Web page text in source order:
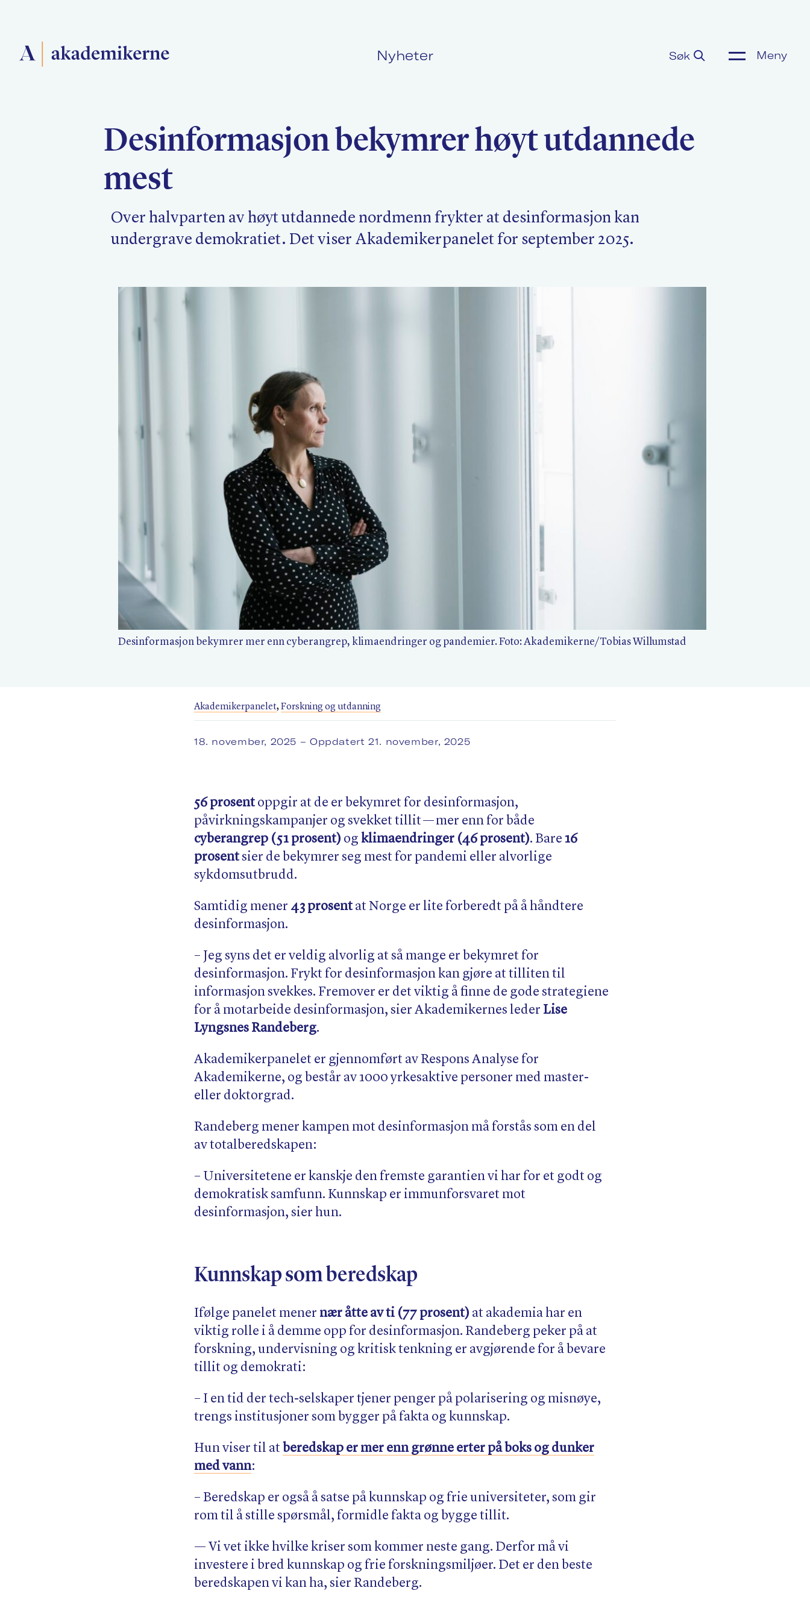
Nyheter Søk Meny
Kurs og konferanser
Desinformasjon bekymrer høyt utdannede
mest
Over halvparten av høyt utdannede nordmenn frykter at desinformasjon kan
undergrave demokratiet. Det viser Akademikerpanelet for september 2025.
Desinformasjon bekymrer mer enn cyberangrep, klimaendringer og pandemier. Foto: Akademikerne/​Tobias Willumstad
Akademikerpanelet, Forskning og utdanning
18. november, 2025 – Oppdatert 21. november, 2025
56 prosentoppgir at de er bekymret for desinformasjon,
påvirkningskampanjer og svekket tillit — mer enn for både
cyberangrep (51 prosent) og klimaendringer (46 prosent). Bare 16
prosentsier de bekymrer seg mest for pandemi eller alvorlige
sykdomsutbrudd.
Samtidig mener 43 prosentat Norge er lite forberedt på å håndtere
desinformasjon.
– Jeg syns det er veldig alvorlig at så mange er bekymret for
desinformasjon. Frykt for desinformasjon kan gjøre at tilliten til
informasjon svekkes. Fremover er det viktig å finne de gode strategiene
for å motarbeide desinformasjon, sier Akademikernes leder Lise
Lyngsnes Randeberg.
Akademikerpanelet er gjennomført av Respons Analyse for
Akademikerne, og består av 1000 yrkesaktive personer med master-
eller doktorgrad.
Randeberg mener kampen mot desinformasjon må forstås som en del
av totalberedskapen:
– Universitetene er kanskje den fremste garantien vi har for et godt og
demokratisk samfunn. Kunnskap er immunforsvaret mot
desinformasjon, sier hun.
Kunnskap som beredskap
Ifølge panelet mener nær åtte av ti (77 prosent) at akademia har en
viktig rolle i å demme opp for desinformasjon. Randeberg peker på at
forskning, undervisning og kritisk tenkning er avgjørende for å bevare
tillit og demokrati:
– I en tid der tech-selskaper tjener penger på polarisering og misnøye,
trengs institusjoner som bygger på fakta og kunnskap.
Hun viser til at beredskap er mer enn grønne erter på boks og dunker
med vann:
– Beredskap er også å satse på kunnskap og frie universiteter, som gir
rom til å stille spørsmål, formidle fakta og bygge tillit.
— Vi vet ikke hvilke kriser som kommer neste gang. Derfor må vi
investere i bred kunnskap og frie forskningsmiljøer. Det er den beste
beredskapen vi kan ha, sier Randeberg.